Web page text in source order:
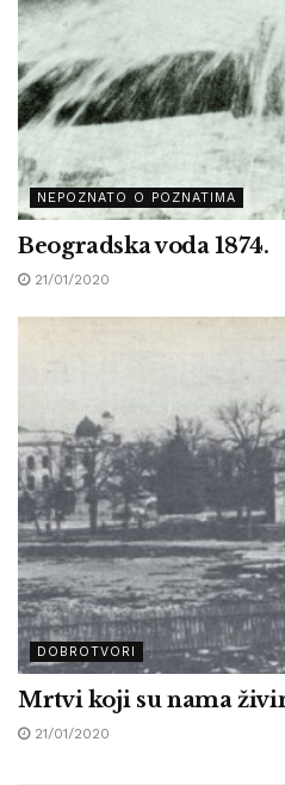
NEPOZNATO O POZNATIMA
Beogradska voda 1874.
21/01/2020
DOBROTVORI
Mrtvi koji su nama
21/01/2020